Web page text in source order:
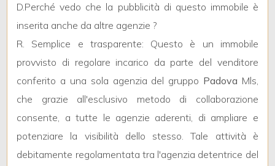
D.Perché vedo che la pubblicità di questo immobile è
inserita anche da altre agenzie ?
R. Semplice e trasparente: Questo è un immobile
provvisto di regolare incarico da parte del venditore
conferito a una sola agenzia del gruppo Padova Mls,
che grazie all'esclusivo metodo di collaborazione
consente, a tutte le agenzie aderenti, di ampliare e
potenziare la visibilità dello stesso. Tale attività è
debitamente regolamentata tra l'agenzia detentrice del
5+
Bagni
minimi
Qualsiasi
1